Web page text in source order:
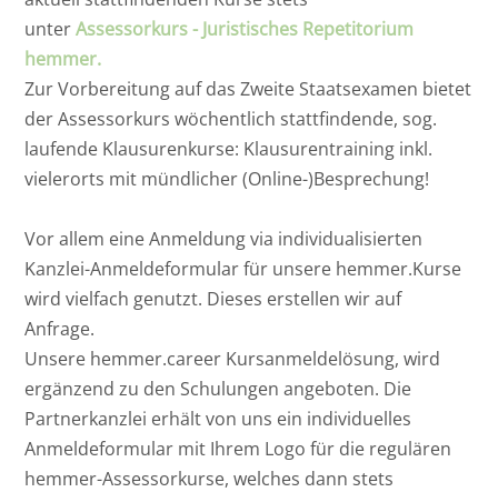
unter Assessorkurs - Juristisches Repetitorium
hemmer.
Zur Vorbereitung auf das Zweite Staatsexamen bietet
der Assessorkurs wöchentlich stattfindende, sog.
laufende Klausurenkurse: Klausurentraining inkl.
vielerorts mit mündlicher (Online-)Besprechung!
Vor allem eine Anmeldung via individualisierten
Kanzlei-Anmeldeformular für unsere hemmer.Kurse
wird vielfach genutzt. Dieses erstellen wir auf
Anfrage.
Unsere hemmer.career Kursanmeldelösung, wird
ergänzend zu den Schulungen angeboten. Die
Partnerkanzlei erhält von uns ein individuelles
Anmeldeformular mit Ihrem Logo für die regulären
hemmer-Assessorkurse, welches dann stets